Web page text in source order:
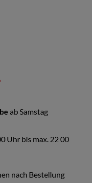
ab Samstag
Uhr bis max. 22 00
nach Bestellung